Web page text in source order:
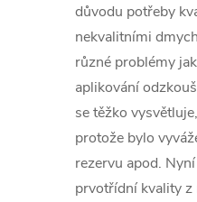
důvodu potřeby
nekvalitními
různé problémy
aplikování
se těžko
protože bylo
rezervu apod.
prvotřídní kvality